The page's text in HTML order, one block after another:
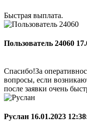
Быстрая выплата.
Пользователь 24060
Спасибо!За
вопросы, если
после заявки очень
Руслан 16.01.2023